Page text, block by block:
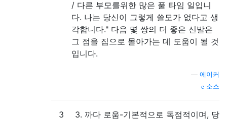
/ 다른 부모를위한 많은 풀 타임 일입니
다. 나는 당신이 그렇게 쓸모가 없다고 생
각합니다." 다음 몇 쌍의 더 좋은 신발은
그 점을 집으로 몰아가는 데 도움이 될 것
입니다.
에이커
소스
3
3. 까다 로움-기본적으로 독점적이며, 당